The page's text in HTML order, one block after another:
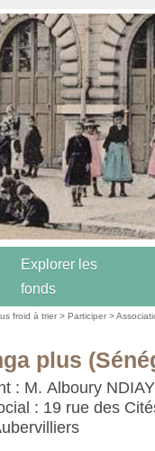
Explorer les
fonds
froid à trier >Participer >
plus
: M. Alboury
: 19 rue des